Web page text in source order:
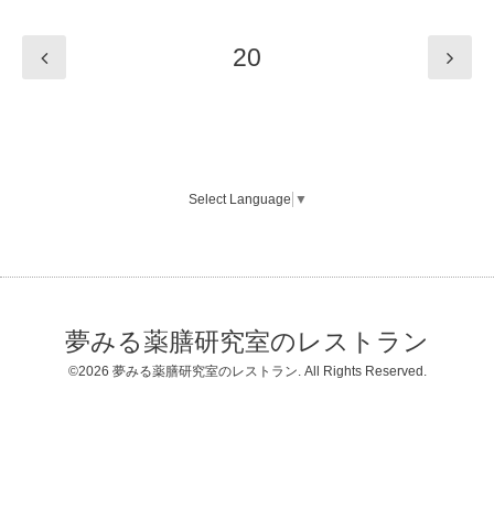
20
Select Language ▼
夢みる薬膳研究室のレストラン
©2026 夢みる薬膳研究室のレストラン. All Rights Reserved.